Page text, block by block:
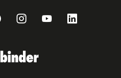
FacebookInstagram
YouTubeLinkedIn